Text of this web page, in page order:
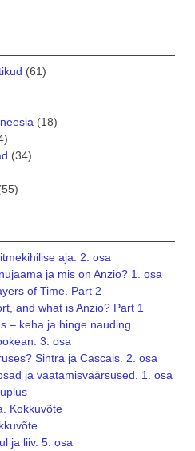
(61)
(18)
(34)
aja. 2. osa
ja mis on Anzio? 1. osa
of Time. Part 2
and what is Anzio? Part 1
– keha ja hinge nauding
3. osa
Sintra ja Cascais. 2. osa
ja vaatamisväärsused. 1. osa
Kokkuvõte
ja liiv. 5. osa